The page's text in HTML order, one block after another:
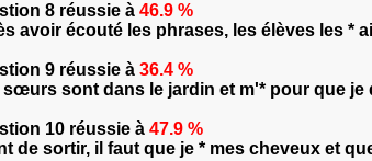
8 réussie à 46.9 %
avoir écouté les phrases, les élèves les *
9 réussie à 36.4 %
sœurs sont dans le jardin et m'* pour que
10 réussie à 47.9 %
de sortir, il faut que je * mes cheveux et